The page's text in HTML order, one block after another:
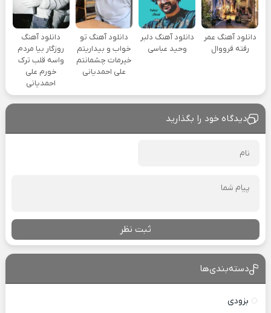
دانلود آهنگ عمر
رفته فرووال
دانلود آهنگ دلبر
وحید عباسی
دانلود آهنگ تو
خواب و بیداریتم
خیرمات چشمانتم
علی احمدیانی
دانلود آهنگ
روزگار بیا مردم
واسه قلب ترک
خورم علی
احمدیانی
دیدگاه خود را بگذارید
ثبت نظر
دسته‌بندی‌ها
بزودی